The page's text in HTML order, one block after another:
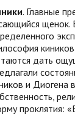
. Главные
щенок.
дать
и Диогена
проклятия: